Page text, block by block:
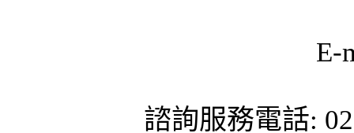
E-
諮詢服務電話: